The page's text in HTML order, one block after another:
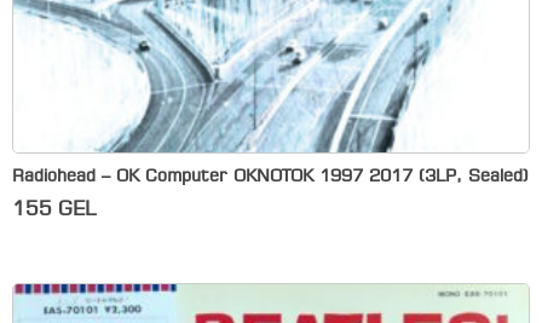
Radiohead – OK Computer OKNOTOK 1997 2017 (3LP, Sealed)
155 GEL